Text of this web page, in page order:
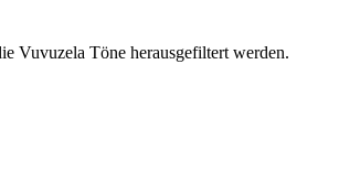
Vuvuzela Töne herausgefiltert werden.